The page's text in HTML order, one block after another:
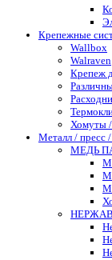
Крепежные
Wallbox
Walraven
Крепеж
Хомуты
Металл / пресс /
МЕДЬ